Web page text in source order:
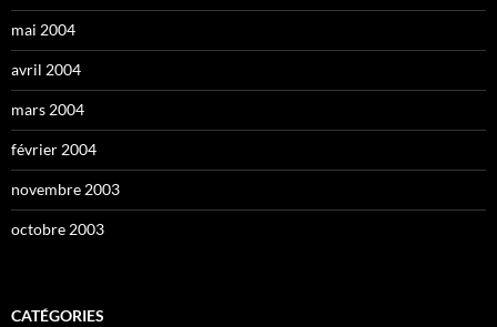
mai 2004
avril 2004
mars 2004
février 2004
novembre 2003
octobre 2003
CATÉGORIES